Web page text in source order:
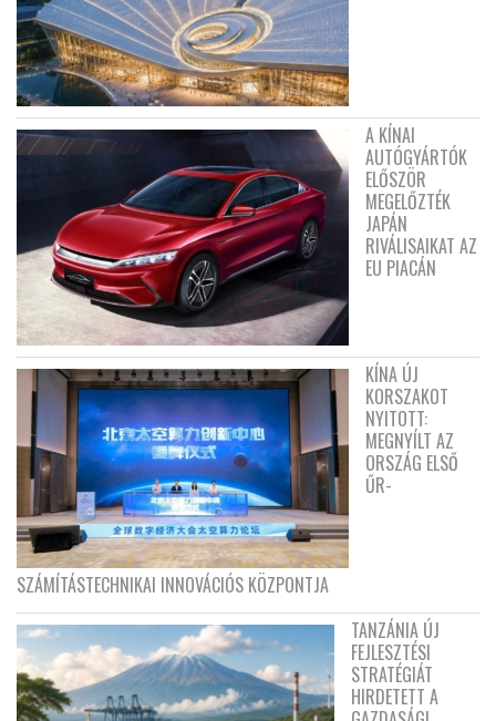
A KÍNAI
AUTÓGYÁRTÓK
ELŐSZÖR
MEGELŐZTÉK
JAPÁN
RIVÁLISAIKAT AZ
EU PIACÁN
KÍNA ÚJ
KORSZAKOT
NYITOTT:
MEGNYÍLT AZ
ORSZÁG ELSŐ
ŰR-
SZÁMÍTÁSTECHNIKAI INNOVÁCIÓS KÖZPONTJA
TANZÁNIA ÚJ
FEJLESZTÉSI
STRATÉGIÁT
HIRDETETT A